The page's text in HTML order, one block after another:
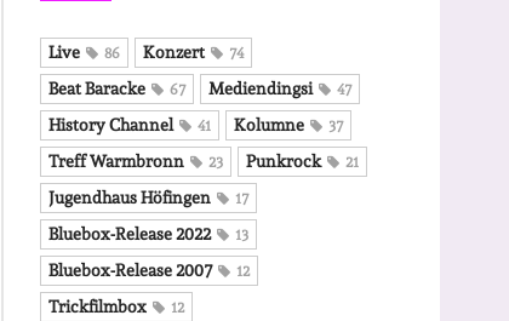
Live 86 Konzert 74
Beat Baracke 67 Mediendingsi 47
History Channel 41 Kolumne 37
Treff Warmbronn 23 Punkrock 21
Jugendhaus Höfingen 17
Bluebox-Release 2022 13
Bluebox-Release 2007 12
Trickfilmbox 12